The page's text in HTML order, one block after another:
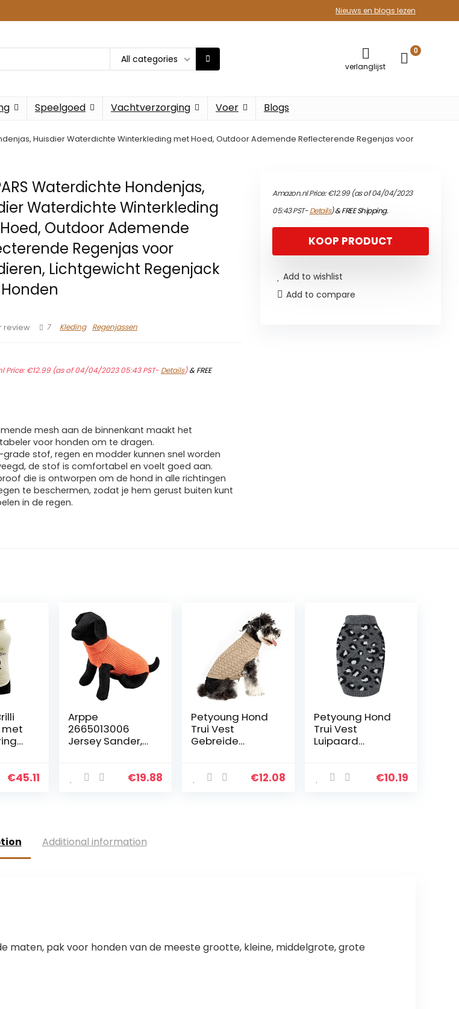
Nieuws en blogs lezen
All categories
verlanglijst
0
Speelgoed Vachtverzorging Voer Blogs
Huisdier Waterdichte Winterkleding met Hoed, Outdoor Ademende Reflecterende Regenjas voor
Waterdichte Hondenjas,
Waterdichte Winterkleding
Outdoor Ademende
Regenjas voor
Lichtgewicht Regenjack
review 7 Kleding Regenjassen
Price:€12.99(as of 04/04/2023 05:43 PST- Details)&FREE
mesh aan de binnenkant maakt het
voor honden om te dragen.
stof, regen en modder kunnen snel worden
de stof is comfortabel en voelt goed aan.
die is ontworpen om de hond in alle richtingen
te beschermen, zodat je hem gerust buiten kunt
in de regen.
Amazon.nl Price:€12.99(as of 04/04/2023
05:43 PST-Details)&FREE Shipping.
KOOP PRODUCT
Add to wishlist
Add to compare
met
€45.11
Arppe
2665013006
Jersey Sander,
€19.88
Petyoung Hond
Trui Vest
Gebreide
Puppy Kleding
€12.08
Petyoung Hond
Trui Vest
Luipaard
Wollen Truien€10.19
Additional information
maten, pak voor honden van de meeste grootte, kleine, middelgrote, grote